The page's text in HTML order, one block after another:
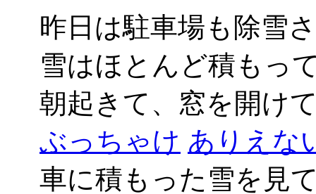
昨日は駐車場も除雪
雪はほとんど積もっ
朝起きて、窓を開け
ぶっちゃけ ありえな
車に積もった雪を見